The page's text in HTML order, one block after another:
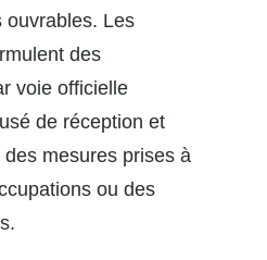
ouvrables. Les
des
voie officielle
de réception et
mesures prises à
ou des